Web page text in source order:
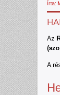
Írta:
Az
A